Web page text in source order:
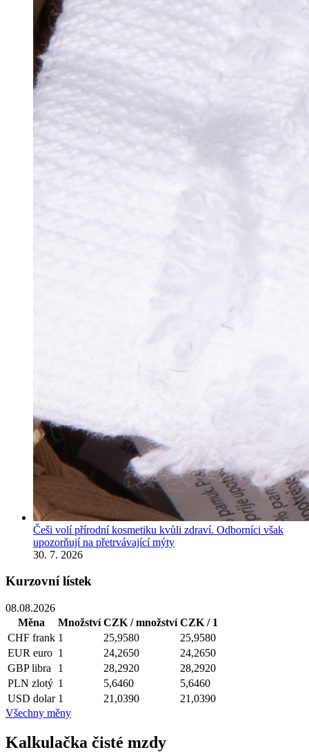
Češi volí přírodní kosmetiku kvůli zdraví. Odborníci však
upozorňují na přetrvávající mýty
30. 7. 2026
Kurzovní lístek
08.08.2026
Měna
Množství CZK / množství CZK / 1
CHF frank 1 25,9580
25,9580
EUR euro 1 24,2650
24,2650
GBP libra 1 28,2920
28,2920
PLN zlotý 1 5,6460
5,6460
USD dolar 1 21,0390
21,0390
Všechny měny
Kalkulačka čisté mzdy